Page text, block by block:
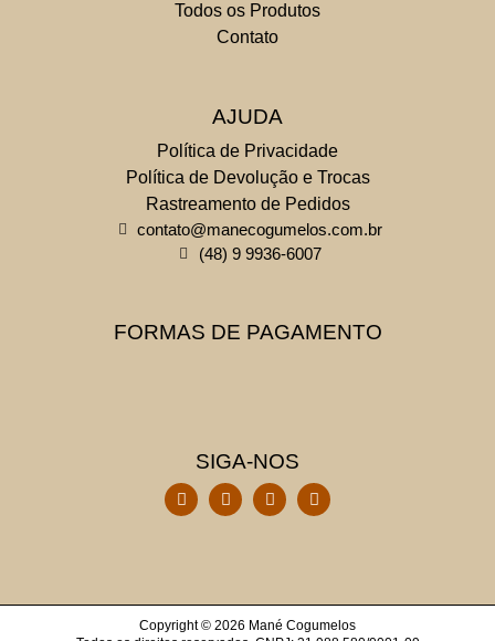
Todos os Produtos
Contato
AJUDA
Política de Privacidade
Política de Devolução e Trocas
Rastreamento de Pedidos
contato@manecogumelos.com.br
(48) 9 9936-6007
FORMAS DE PAGAMENTO
SIGA-NOS
Copyright © 2026 Mané Cogumelos